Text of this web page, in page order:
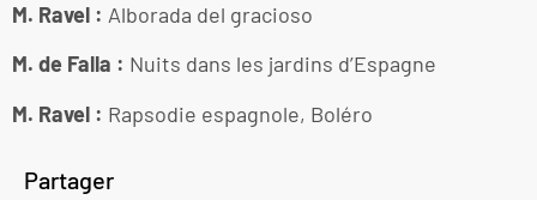
M. Ravel : Alborada del gracioso
M. de Falla : Nuits dans les jardins d’Espagne
M. Ravel : Rapsodie espagnole, Boléro
Partager